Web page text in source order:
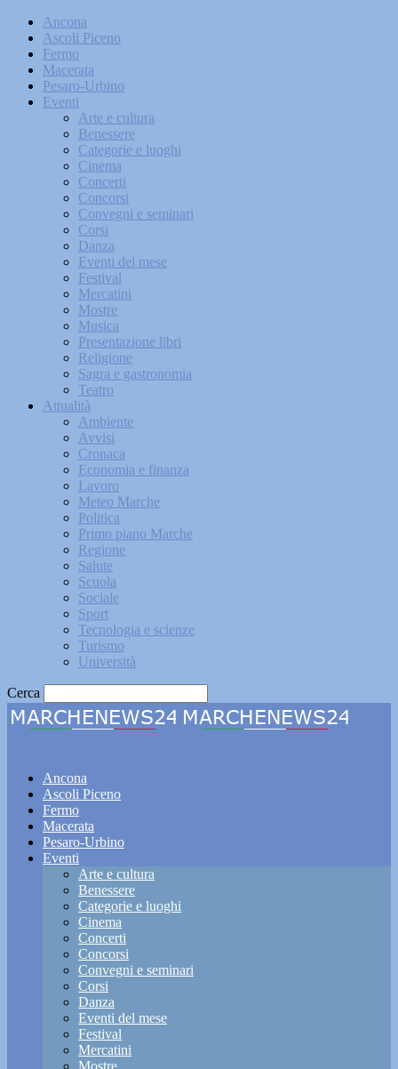
Ancona
Ascoli Piceno
Fermo
Macerata
Pesaro-Urbino
Eventi
Arte e cultura
Benessere
Categorie e luoghi
Cinema
Concerti
Concorsi
Convegni e seminari
Corsi
Danza
Eventi del mese
Festival
Mercatini
Mostre
Musica
Presentazione libri
Religione
Sagra e gastronomia
Teatro
Attualità
Ambiente
Avvisi
Cronaca
Economia e finanza
Lavoro
Meteo Marche
Politica
Primo piano Marche
Regione
Salute
Scuola
Sociale
Sport
Tecnologia e scienze
Turismo
Università
Cerca
Ancona
Ascoli Piceno
Fermo
Macerata
Pesaro-Urbino
Eventi
Arte e cultura
Benessere
Categorie e luoghi
Cinema
Concerti
Concorsi
Convegni e seminari
Corsi
Danza
Eventi del mese
Festival
Mercatini
Mostre